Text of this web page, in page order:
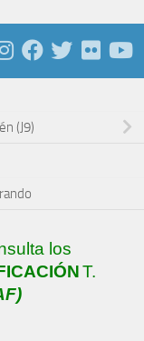
(J9)
los
T.